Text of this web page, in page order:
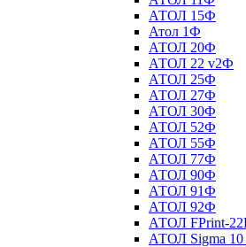
АТОЛ 15Ф
Атол 1Ф
АТОЛ 20Ф
АТОЛ 22 v2Ф
АТОЛ 25Ф
АТОЛ 27Ф
АТОЛ 30Ф
АТОЛ 52Ф
АТОЛ 55Ф
АТОЛ 77Ф
АТОЛ 90Ф
АТОЛ 91Ф
АТОЛ 92Ф
АТОЛ FPrint-
АТОЛ Sigma